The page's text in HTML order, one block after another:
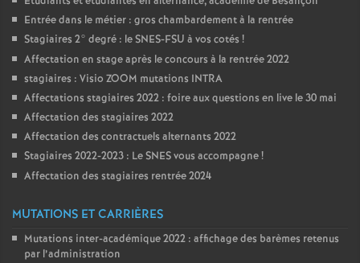
Entrée dans le métier : gros chambardement à la rentrée
Stagiaires 2° degré : le SNES-FSU à vos cotés !
Affectation en stage après le concours à la rentrée 2022
stagiaires : Visio ZOOM mutations INTRA
Affectations stagiaires 2022 : foire aux questions en live le 30 mai
Affectation des stagiaires 2022
Affectation des contractuels alternants 2022
Stagiaires 2022-2023 : Le SNES vous accompagne!
Affectation des stagiaires rentrée 2024
MUTATIONS ET CARRIÈRES
Mutations inter-académique 2022 : affichage des barèmes retenus
par l’administration